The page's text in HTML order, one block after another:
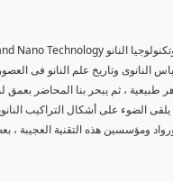
النانو Nano Technology
النانوى وتاريخ علم النانو فى
، ثم يبحر بنا المحاضر بعمق
الضوء على أشكال التراكيب
ومؤسسين هذه التقنية